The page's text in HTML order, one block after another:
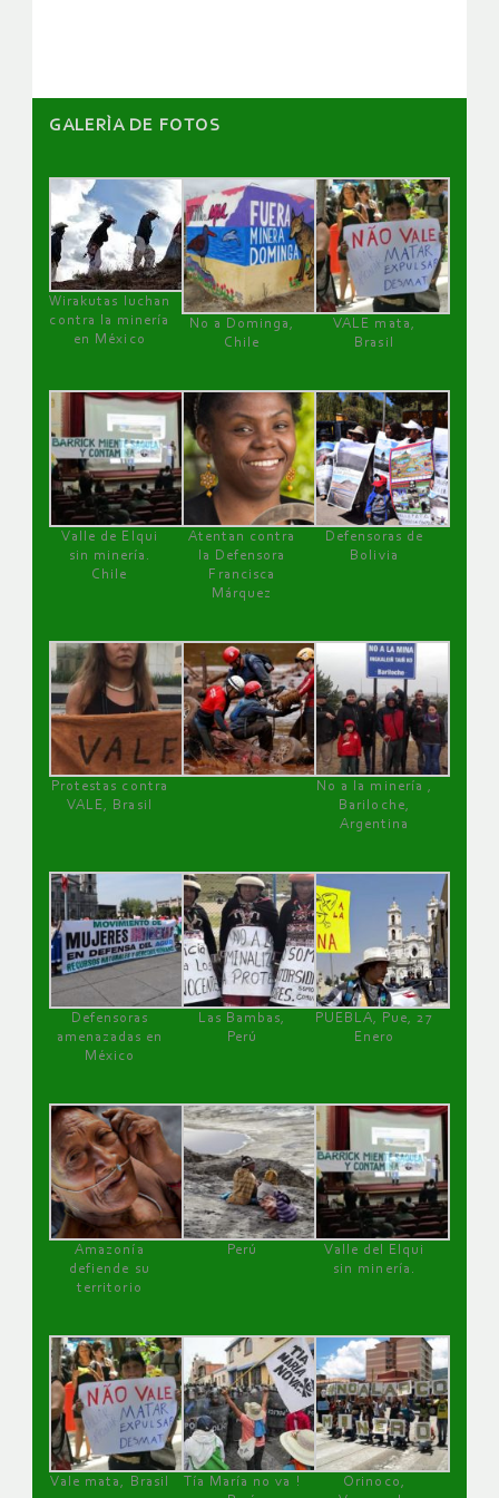
GALERÌA DE FOTOS
Wirakutas luchan
contra la minería
en México
No a Dominga,
Chile
VALE mata,
Brasil
Valle de Elqui
sin minería.
Chile
Atentan contra
la Defensora
Francisca
Márquez
Defensoras de
Bolivia
Protestas contra
VALE, Brasil
No a la minería ,
Bariloche,
Argentina
Defensoras
amenazadas en
México
Las Bambas,
Perú
PUEBLA, Pue, 27
Enero
Amazonía
defiende su
territorio
Perú
Valle del Elqui
sin minería.
Vale mata, Brasil
Tía María no va !
Orinoco,